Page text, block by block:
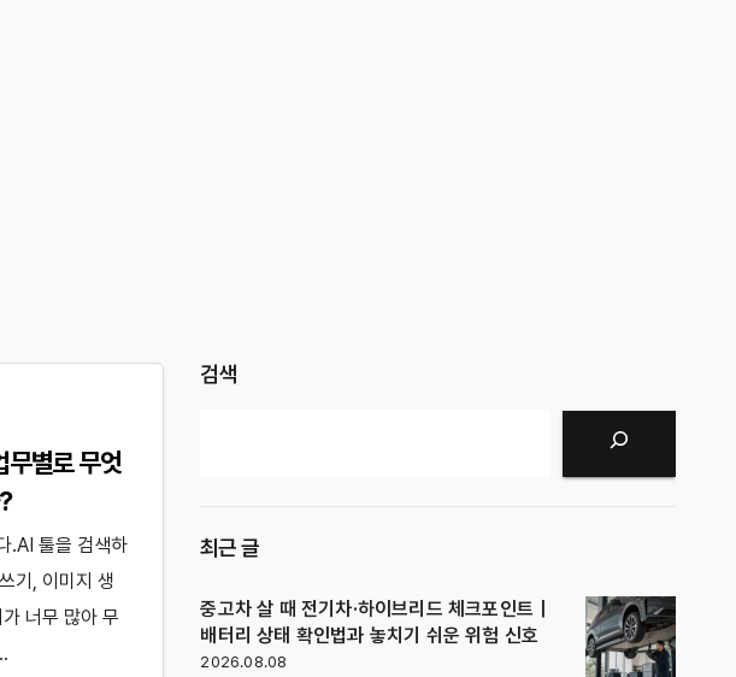
별로 무엇
.AI 툴을 검색하
기, 이미지 생
너무 많아 무
검색
최근 글
중고차 살 때 전기차·하이브리드 체크포인트｜
배터리 상태 확인법과 놓치기 쉬운 위험 신호
2026.08.08